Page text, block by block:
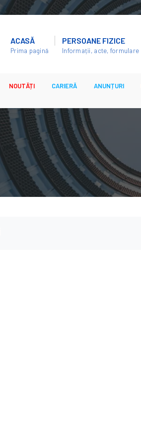
ACASĂ
Prima pagină
PERSOANE FIZICE
Informații, acte, formulare
NOUTĂȚI CARIERĂ ANUNȚURI